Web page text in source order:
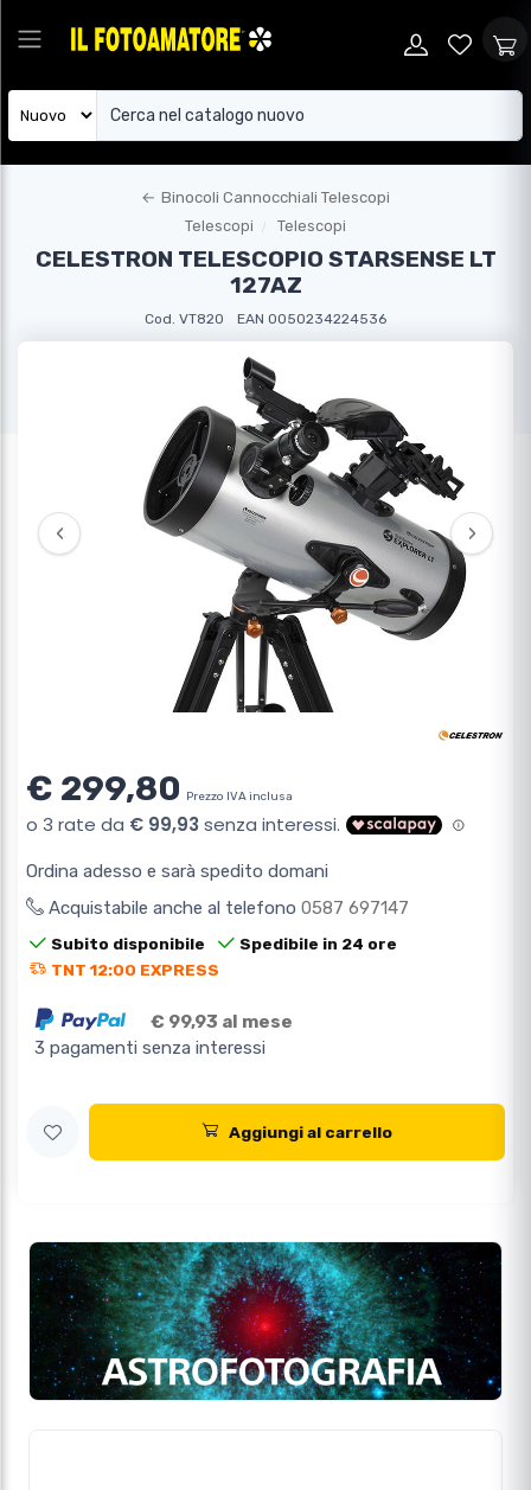
← Binocoli Cannocchiali Telescopi
Telescopi
Telescopi
CELESTRON TELESCOPIO STARSENSE LT
127AZ
Cod. VT820 EAN 0050234224536
‹ ›
€ 299,80 Prezzo IVA inclusa
Ordina adesso e sarà spedito domani
Acquistabile anche al telefono 0587 697147
Subito disponibile
Spedibile in 24 ore
TNT 12:00 EXPRESS
€ 99,93 al mese
3 pagamenti senza interessi
Aggiungi al carrello